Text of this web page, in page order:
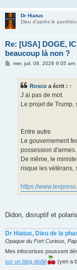
Dr Hiatus
Dieu d'après le
Re: [USA] DOGE,
beaucoup là non ?
Mmer. juil. 08, 2026 9:05 am
Rosco a écrit : ↑
J ai pas de mot.
Le projet de Trump,
Entre autre
Le gouvernement
possession d'armes.
De même, le
risque les vétérans,
https://
Didon, disruptif et
Dr Hiatus, Dieu de la
Opaque du Fort Curieux,
Mes infocerises poussent
sur un blog dédié
(yen a